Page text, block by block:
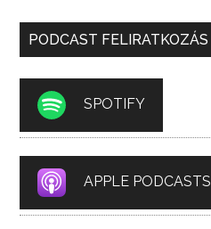
PODCAST FELIRATKOZÁS
SPOTIFY
APPLE PODCASTS